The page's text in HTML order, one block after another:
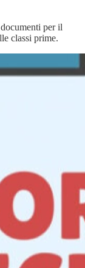
per il
classi prime.